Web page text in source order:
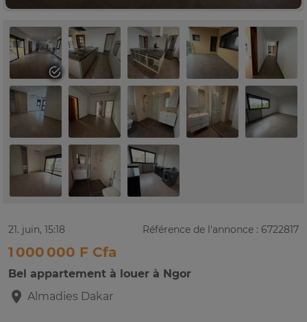
21. juin, 15:18 Référence de l'annonce : 6722817
1 000 000 F Cfa
Bel appartement à louer à Ngor
Almadies Dakar